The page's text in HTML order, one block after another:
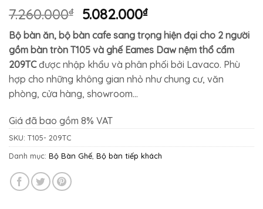
7.260.000₫
Giá
gốc
là:
7.260.000₫.
5.082.000₫Giá
hiện
tại
là:
5.082.000₫.
Bộ bàn ăn, bộ bàn cafe sang trọng hiện đại cho 2 người
gồm bàn tròn T105 và ghế Eames Daw nệm thổ cẩm
209TCđược nhập khẩu và phân phối bởi Lavaco. Phù
hợp cho những không gian nhỏ như chung cư, văn
phòng, cửa hàng, showroom…
Giá đã bao gồm 8% VAT
SKU: T105- 209TC
Danh mục: Bộ Bàn Ghế Bộ bàn tiếp khách